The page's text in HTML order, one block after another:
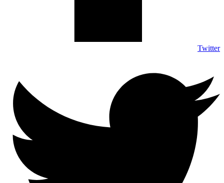
Twitter